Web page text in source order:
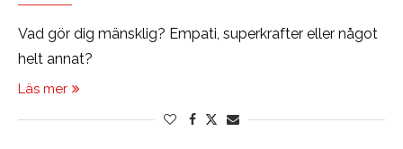
Vad gör dig mänsklig? Empati, superkrafter eller något
helt annat?
Läs mer